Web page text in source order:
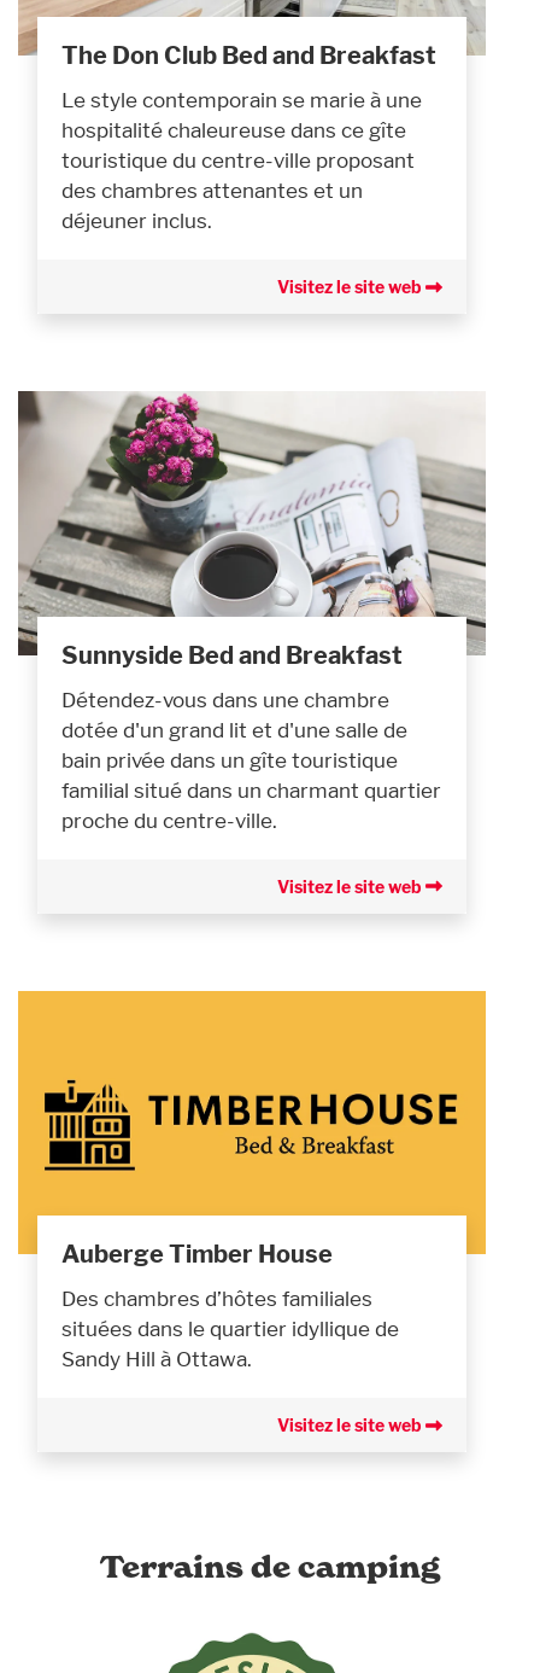
The Don Club Bed and Breakfast
Le style contemporain se marie à une
hospitalité chaleureuse dans ce gîte
touristique du centre-ville proposant
des chambres attenantes et un
déjeuner inclus.
Visitez le site web
Sunnyside Bed and Breakfast
Détendez-vous dans une chambre
dotée d'un grand lit et d'une salle de
bain privée dans un gîte touristique
familial situé dans un charmant quartier
proche du centre-ville.
Visitez le site web
Auberge Timber House
Des chambres d’hôtes familiales
situées dans le quartier idyllique de
Sandy Hill à Ottawa.
Visitez le site web
Terrains de camping